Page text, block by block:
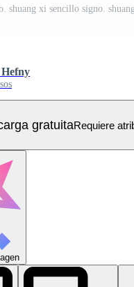
gratuitaRequiere